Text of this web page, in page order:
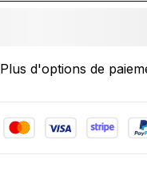
Plus d'options de